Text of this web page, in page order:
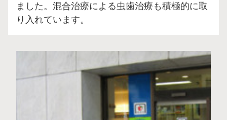
ました。混合治療による虫歯治療も積極的に取
り入れています。